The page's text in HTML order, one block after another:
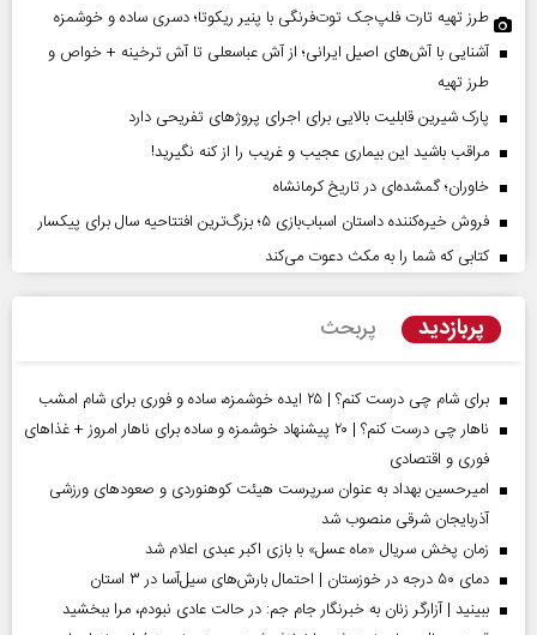
طرز تهیه تارت فلپ‌جک توت‌فرنگی با پنیر ریکوتا؛ دسری ساده و خوشمزه
آشنایی با آش‌های اصیل ایرانی؛ از آش عباسعلی تا آش ترخینه + خواص و
طرز تهیه
پارک شیرین قابلیت‌ بالایی برای اجرای پروژهای تفریحی دارد
مراقب باشید این بیماری عجیب و غریب را از کنه نگیرید!
خاوران؛ گمشده‌ای در تاریخ کرمانشاه
فروش خیره‌کننده داستان اسباب‌بازی ۵؛ بزرگ‌ترین افتتاحیه سال برای پیکسار
کتابی که شما را به مکث دعوت می‌کند
پربازدید پربحث
برای شام چی درست کنم؟ | ۲۵ ایده خوشمزه، ساده و فوری برای شام امشب
ناهار چی درست کنم؟ | ۲۰ پیشنهاد خوشمزه و ساده برای ناهار امروز + غذاهای
فوری و اقتصادی
امیرحسین بهداد به عنوان سرپرست هیئت کوهنوردی و صعودهای ورزشی
آذربایجان شرقی منصوب شد
زمان پخش سریال «ماه عسل» با بازی اکبر عبدی اعلام شد
دمای ۵۰ درجه در خوزستان | احتمال بارش‌های سیل‌آسا در ۳ استان
ببینید | آزارگر زنان به خبرنگار جام جم: در حالت عادی نبودم، مرا ببخشید